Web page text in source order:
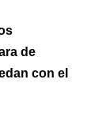
de
con el